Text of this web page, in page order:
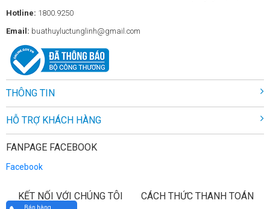
Hotline: 1800.9250
Email: buathuyluctunglinh@gmail.com
THÔNG TIN
HỖ TRỢ KHÁCH HÀNG
FANPAGE FACEBOOK
Facebook
KẾT NỐI VỚI CHÚNG TÔI CÁCH THỨC THANH TOÁN
Bán hàng